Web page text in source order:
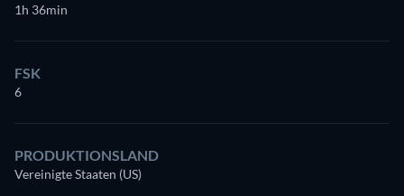
1h 36min
FSK
6
PRODUKTIONSLAND
Vereinigte Staaten (US)